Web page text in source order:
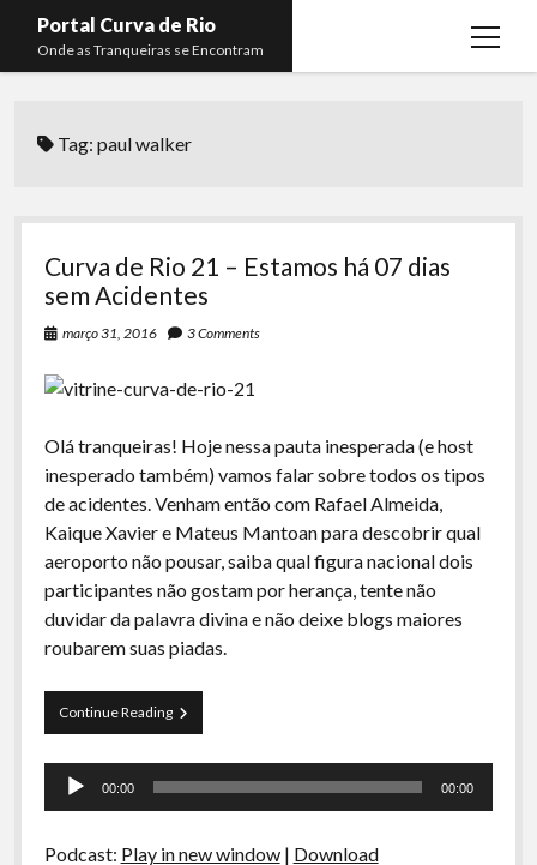
Portal Curva de Rio
Onde as Tranqueiras se Encontram
open
menu
Curva de Rio
Komos
La Siesta Podcast
Arquivo CDR
Papo Tranqueira
A Ripa É a Lei
Especiais
Preliminares
Membros
Lucas Oliveira
Kaique Xavier
Tag:paul walker
Curva de Rio 21 – Estamos há 07 dias
sem Acidentes
março 31, 2016 3 Comments
Olá tranqueiras! Hoje nessa pauta inesperada (e host
inesperado também) vamos falar sobre todos os tipos
de acidentes. Venham então com Rafael Almeida,
Kaique Xavier e Mateus Mantoan para descobrir qual
aeroporto não pousar, saiba qual figura nacional dois
participantes não gostam por herança, tente não
duvidar da palavra divina e não deixe blogs maiores
roubarem suas piadas.
Continue ReadingCurva
de
–
Tocador
00:00 00:00
Podcast: Play in new window| Download